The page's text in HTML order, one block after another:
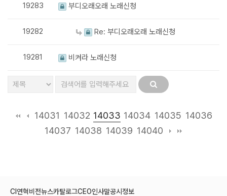
19283 부디오래오래 노래신청
19282 Re: 부디오래오래 노래신청
19281 비켜라 노래신청
14031 14032 14033 14034 14035 14036
14037 14038 14039 14040
CI 연혁비전뉴스카탈로그CEO인사말공시정보